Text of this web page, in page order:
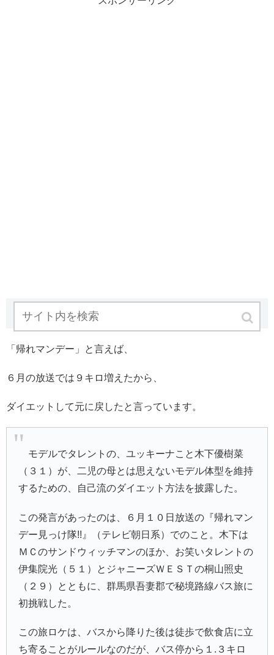
木下優樹菜 帰れマンデー
「帰れマンデー」と言えば、
６月の放送では９キロ増えたから、
ダイエットして元に戻したと言っています。
モデルでタレントの、ユッキーナこと木下優樹菜
（３１）が、二児の母とは思えないモデル体型を維持
するための、自己流のダイエット方法を披露した。
この発言があったのは、６月１０日放送の『帰れマン
デー見っけ隊!!』（テレビ朝日系）でのこと。木下は
ＭＣのサンドウィッチマンのほか、お笑いタレントの
伊集院光（５１）とジャニーズＷＥＳＴの桐山照史
（２９）とともに、群馬県吾妻郡で秘境路線バス旅に
初挑戦した。
この旅ロケは、バスから降りた後は徒歩で飲食店に立
ち寄ることがルールなのだが、バス停から１.３キロ